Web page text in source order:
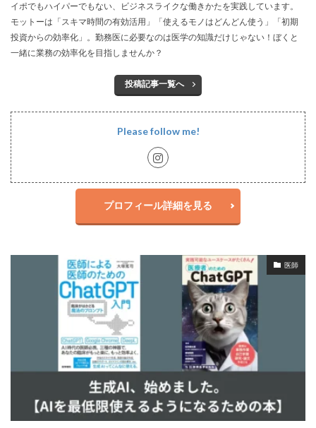
イポでもハイパーでもない、ビジネスライクな働きかたを実践しています。
モットーは「スキマ時間の有効活用」「使えるモノはどんどん使う」「初期
投資からの効率化」。勤務医に必要なのは医学の知識だけじゃない！ぼくと
一緒に業務の効率化を目指しませんか？
投稿記事一覧へ
Please follow me!
プロフィール詳細を見る
医師